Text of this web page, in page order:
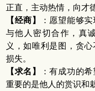
正直，主动热情，向才
【经商】
：愿望能够
与他人密切合作，真
义，如唯利是图，贪
损失。
【求名】
：有成功的
重要的是他人的赏识和